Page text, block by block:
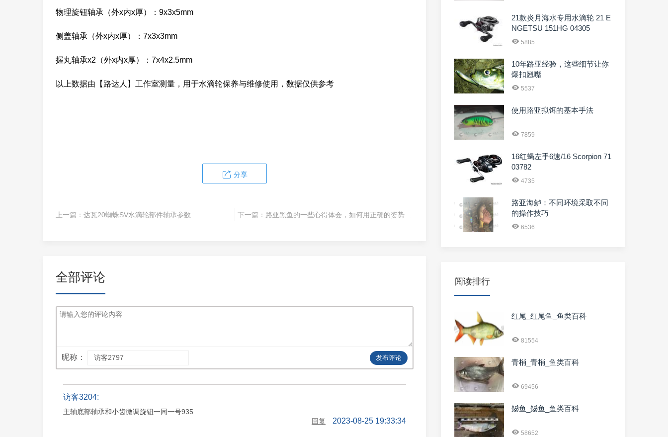
物理旋钮轴承（外x内x厚）：9x3x5mm
侧盖轴承（外x内x厚）：7x3x3mm
握丸轴承x2（外x内x厚）：7x4x2.5mm
以上数据由【路达人】工作室测量，用于水滴轮保养与维修使用，数据仅供参考
分享
上一篇： 达瓦20蜘蛛SV水滴轮部件轴承参数 下一篇：
全部评论
昵称： 发布评论
访客3204:
主轴底部轴承和小齿微调旋钮一同一号935
回复
2023-08-25 19:33:34
21款炎月海水专用水滴轮 21 E
NGETSU 151HG 04305
5885
10年路亚经验，这些细节让你
爆扣翘嘴
5537
使用路亚拟饵的基本手法
7859
16红蝎左手6速/16 Scorpion 71
03782
4735
路亚海鲈：不同环境采取不同
的操作技巧
6536
阅读排行
红尾_红尾鱼_鱼类百科
81554
青梢_青梢_鱼类百科
69456
鳡鱼_鳡鱼_鱼类百科
58652